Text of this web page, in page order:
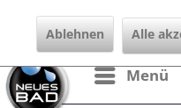
Menü
Ablehnen Alle